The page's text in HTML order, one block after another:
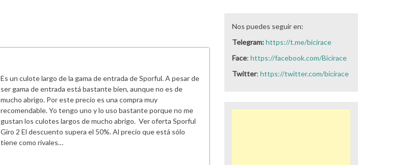
Es un culote largo de la gama de entrada de Sporful. A pesar de
ser gama de entrada está bastante bien, aunque no es de
mucho abrigo. Por este precio es una compra muy
recomendable. Yo tengo uno y lo uso bastante porque no me
gustan los culotes largos de mucho abrigo. Ver oferta Sporful
Giro 2 El descuento supera el 50%. Al precio que está sólo
tiene como rivales…
Nos puedes seguir en:
Telegram:https://t.me/bicirace
Face: https://facebook.com/Bicirace
Twitter: https://twitter.com/bicirace